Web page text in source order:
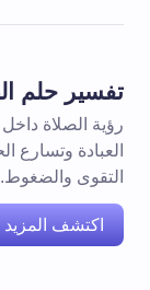
تفسير حلم
رؤية الصلاة
العبادة وتسارع
التقوى
اكتشف المزيد